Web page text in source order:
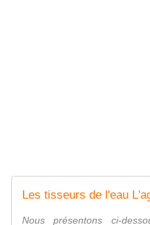
Nous présentons ci-